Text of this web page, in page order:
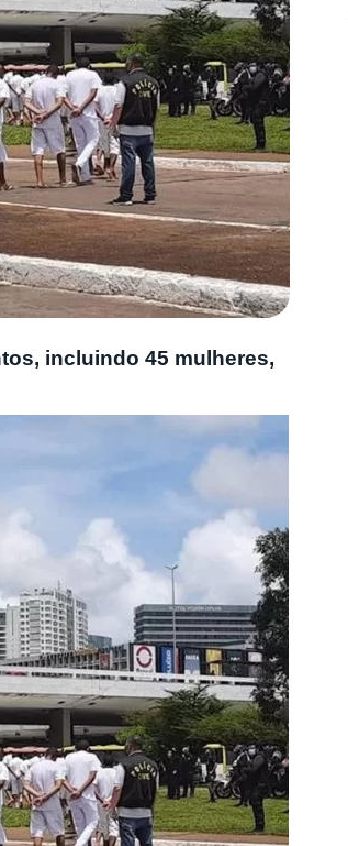
incluindo 45 mulheres,